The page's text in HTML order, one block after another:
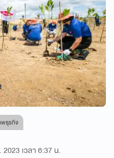
พธุรกิจ
เวลา 6:37 น.